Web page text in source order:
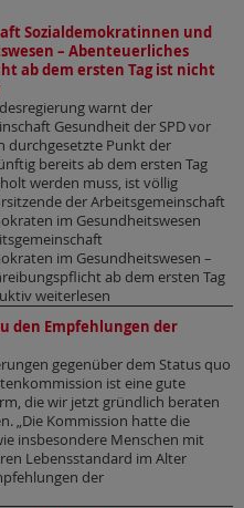
Sozialdemokratinnen und
– Abenteuerliches
ab dem ersten Tag ist nicht
warnt der
Gesundheit der SPD vor
durchgesetzte Punkt der
bereits ab dem ersten Tag
werden muss, ist völlig
der Arbeitsgemeinschaft
im Gesundheitswesen
im Gesundheitswesen –
ab dem ersten Tag
weiterlesen
den Empfehlungen der
gegenüber dem Status quo
ist eine gute
die wir jetzt gründlich beraten
„Die Kommission hatte die
insbesondere Menschen mit
Lebensstandard im Alter
der